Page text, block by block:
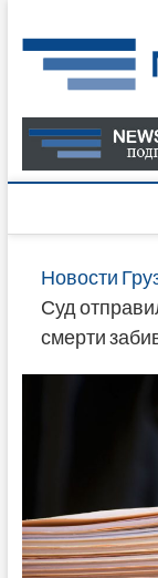
to
content
Новости
Суд
смерти